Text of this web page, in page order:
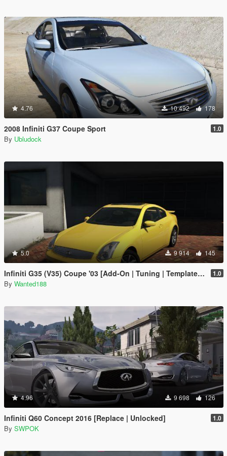
4.76 10 492 178
2008 Infiniti G37 Coupe Sport 1.0
By Ubludock
5.0 9 914 145
Infiniti G35 (V35) Coupe '03 [Add-On | Tuning | Template | LODS] 1.0
By Wanted188
4.96 9 698 126
Infiniti Q60 Concept 2016 [Replace | Unlocked] 1.0
By SWPOK